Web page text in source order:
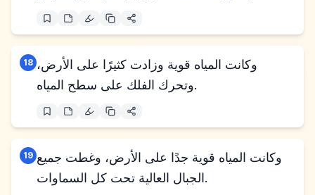
18 وكانت المياه قوية وزادت كثيرًا على الأرض،
وتحرك الفلك على سطح المياه.
19 وكانت المياه قوية جدًا على الأرض، وغطت جميع
الجبال العالية تحت كل السماوات.